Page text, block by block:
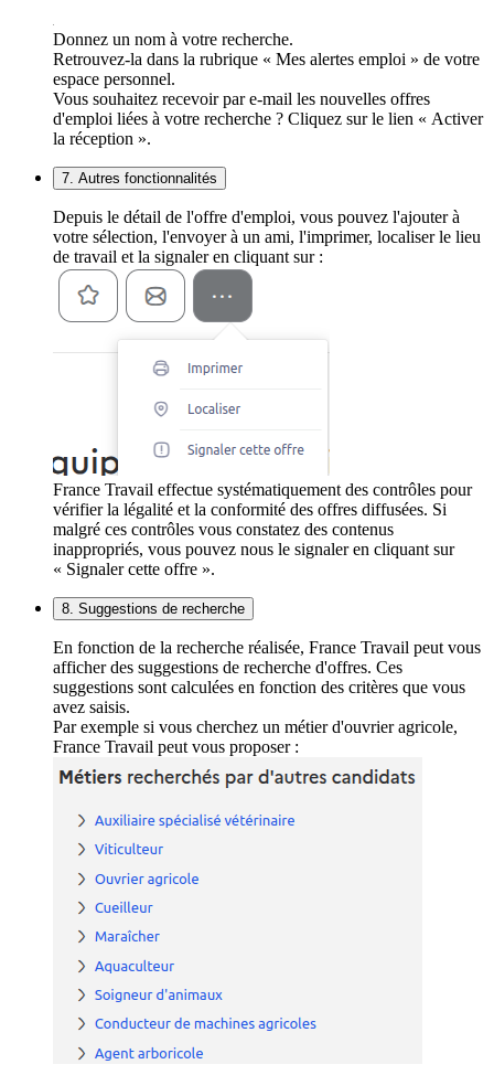
Donnez un nom à votre recherche.
Retrouvez-la dans la rubrique « Mes alertes emploi » de votre
espace personnel.
Vous souhaitez recevoir par e-mail les nouvelles offres
d'emploi liées à votre recherche ? Cliquez sur le lien « Activer
la réception ».
7. Autres fonctionnalités
Depuis le détail de l'offre d'emploi, vous pouvez l'ajouter à
votre sélection, l'envoyer à un ami, l'imprimer, localiser le lieu
de travail et la signaler en cliquant sur :
France Travail effectue systématiquement des contrôles pour
vérifier la légalité et la conformité des offres diffusées. Si
malgré ces contrôles vous constatez des contenus
inappropriés, vous pouvez nous le signaler en cliquant sur
« Signaler cette offre ».
8. Suggestions de recherche
En fonction de la recherche réalisée, France Travail peut vous
afficher des suggestions de recherche d'offres. Ces
suggestions sont calculées en fonction des critères que vous
avez saisis.
Par exemple si vous cherchez un métier d'ouvrier agricole,
France Travail peut vous proposer :